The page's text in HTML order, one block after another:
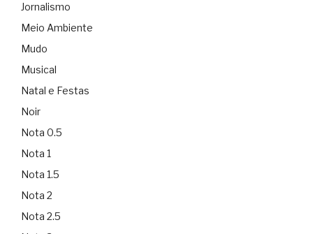
Jornalismo
Meio Ambiente
Mudo
Musical
Natal e Festas
Noir
Nota 0.5
Nota 1
Nota 1.5
Nota 2
Nota 2.5